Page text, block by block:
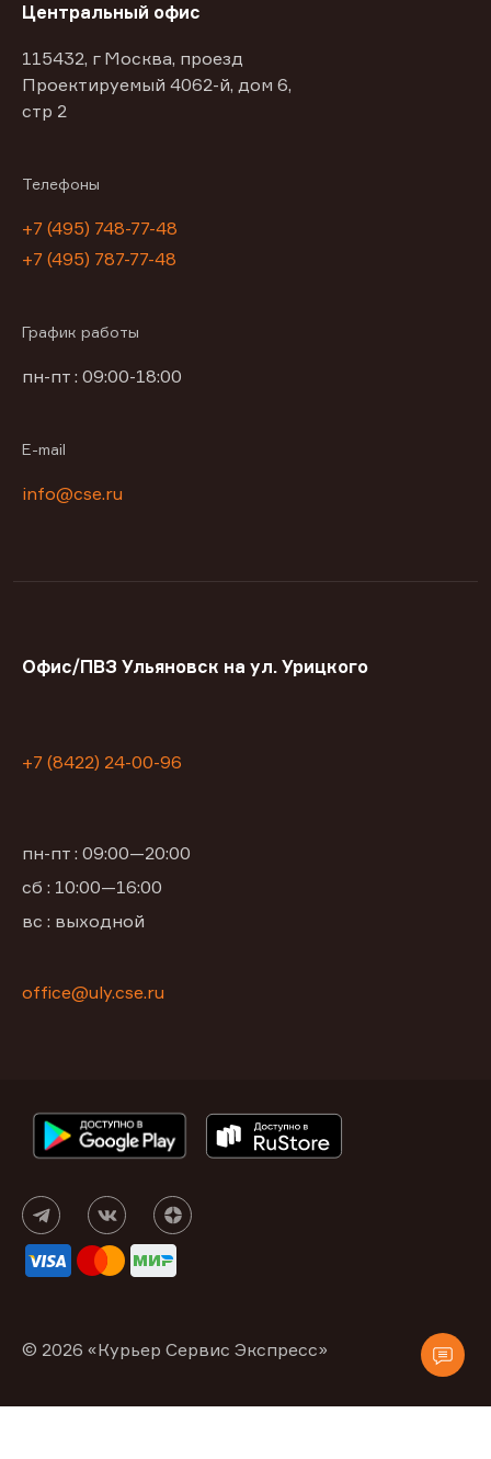
Центральный офис
115432, г Москва, проезд
Проектируемый 4062-й, дом 6,
стр 2
Телефоны
+7 (495) 748-77-48
+7 (495) 787-77-48
График работы
пн-пт : 09:00-18:00
E-mail
info@cse.ru
Офис/ПВЗ Ульяновск на ул. Урицкого
+7 (8422) 24-00-96
пн-пт : 09:00—20:00
сб : 10:00—16:00
вс : выходной
office@uly.cse.ru
© 2026 «Курьер Сервис Экспресс»